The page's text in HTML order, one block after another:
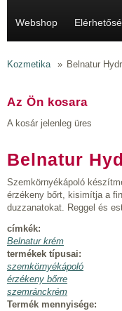
Webshop
Kozmetika » Belnatur
Az Ön kosara
A kosár jelenleg üres
Belnatur
Szemkörnyékápoló
érzékeny bőrt, kisimítja a
duzzanatokat. Reggel és
címkék:
Belnatur krém
termékek típusai:
szemkörnyékápoló
érzékeny bőrre
szemránckrém
Termék mennyisége: